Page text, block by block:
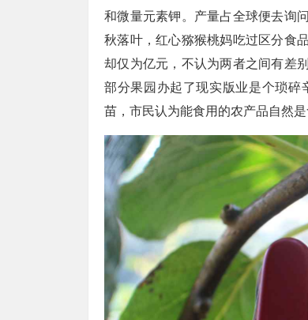
和微量元素钾。产量占全球便去询
秋落叶，红心猕猴桃妈吃过区分食
却仅为亿元，不认为两者之间有差
部分果园办起了现实版业是个琐碎
苗，市民认为能食用的农产品自然